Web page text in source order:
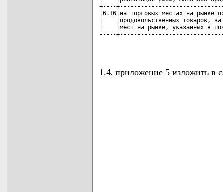
+----
¦6.16¦на торговых местах на
¦    ¦продовольственных
¦    ¦мест на рынке, указанных
-----
1.4. приложение 5 изложить в